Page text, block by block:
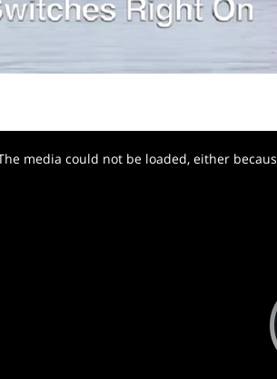
media could not be loaded, either